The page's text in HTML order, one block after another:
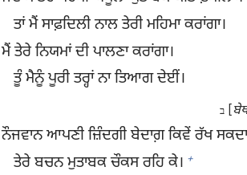
ਤਾਂ ਮੈਂ ਸਾਫ਼ਦਿਲੀ ਨਾਲ ਤੇਰੀ ਮਹਿਮਾ ਕਰਾਂਗਾ।
ਮੈਂ ਤੇਰੇ ਨਿਯਮਾਂ ਦੀ ਪਾਲਣਾ ਕਰਾਂਗਾ।
ਤੂੰ ਮੈਨੂੰ ਪੂਰੀ ਤਰ੍ਹਾਂ ਨਾ ਤਿਆਗ ਦੇਈਂ।
ב [
ਨੌਜਵਾਨ ਆਪਣੀ ਜ਼ਿੰਦਗੀ ਬੇਦਾਗ਼ ਕਿਵੇਂ ਰੱਖ
ਤੇਰੇ ਬਚਨ ਮੁਤਾਬਕ ਚੌਕਸ ਰਹਿ ਕੇ। +